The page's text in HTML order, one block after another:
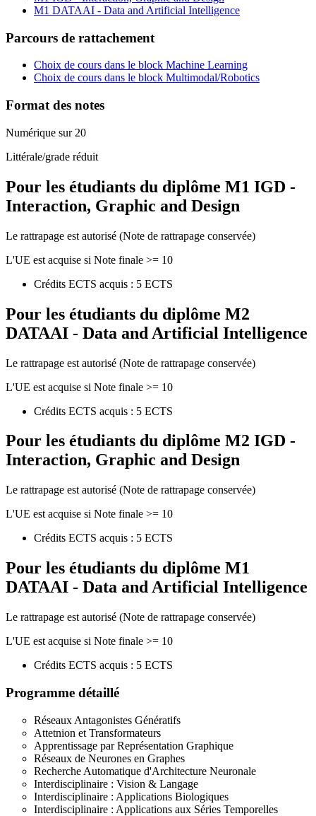
M1 DATAAI - Data and Artificial Intelligence
Parcours de rattachement
Choix de cours dans le block Machine Learning
Choix de cours dans le block Multimodal/Robotics
Format des notes
Numérique sur 20
Littérale/grade réduit
Pour les étudiants du diplôme M1 IGD -
Interaction, Graphic and Design
Le rattrapage est autorisé (Note de rattrapage conservée)
L'UE est acquise si Note finale >= 10
Crédits ECTS acquis : 5 ECTS
Pour les étudiants du diplôme M2
DATAAI - Data and Artificial Intelligence
Le rattrapage est autorisé (Note de rattrapage conservée)
L'UE est acquise si Note finale >= 10
Crédits ECTS acquis : 5 ECTS
Pour les étudiants du diplôme M2 IGD -
Interaction, Graphic and Design
Le rattrapage est autorisé (Note de rattrapage conservée)
L'UE est acquise si Note finale >= 10
Crédits ECTS acquis : 5 ECTS
Pour les étudiants du diplôme M1
DATAAI - Data and Artificial Intelligence
Le rattrapage est autorisé (Note de rattrapage conservée)
L'UE est acquise si Note finale >= 10
Crédits ECTS acquis : 5 ECTS
Programme détaillé
Réseaux Antagonistes Génératifs
Attetnion et Transformateurs
Apprentissage par Représentation Graphique
Réseaux de Neurones en Graphes
Recherche Automatique d'Architecture Neuronale
Interdisciplinaire : Vision & Langage
Interdisciplinaire : Applications Biologiques
Interdisciplinaire : Applications aux Séries Temporelles